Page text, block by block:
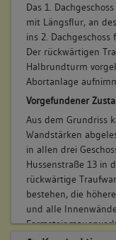
8. Bauphase:
(2003)
Das 1.
mit Längsflur, an
ins 2. Dachgeschoss
Betroffene
Das 1.
mit Längsflur, an
ins 2. Dachgeschoss
Der rückwärtigen
Halbrundturm
Abortanlage
Vorgefundener
Aus dem Grundriss
Wandstärken
in allen drei
Hussenstraße 13 in
rückwärtige
bestehen, die
und alle